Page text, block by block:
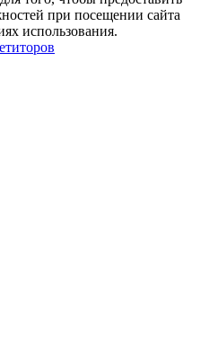
при посещении сайта
использования.